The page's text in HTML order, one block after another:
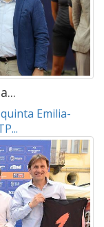
Emilia-